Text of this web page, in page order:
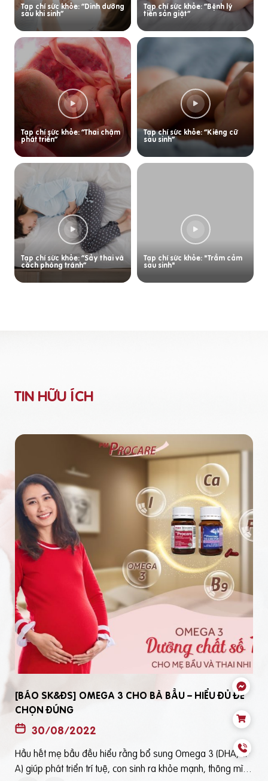
Tạp chí sức khỏe: “Dinh dưỡng
sau khi sinh”
Tạp chí sức khỏe: “Bệnh lý
tiền sản giật”
Tạp chí sức khỏe: “Thai chậm
phát triển”
Tạp chí sức khỏe: “Kiêng cữ
sau sinh”
Tạp chí sức khỏe: “Sảy thai và
cách phòng tránh”
Tạp chí sức khỏe: "Trầm cảm
sau sinh"
TIN HỮU ÍCH
[BÁO SK&ĐS] OMEGA 3 CHO BÀ BẦU – HIỂU ĐỦ ĐỂ
CHỌN ĐÚNG
30/08/2022
Hầu hết mẹ bầu đều hiểu rằng bổ sung Omega 3 (DHA, EP
A) giúp phát triển trí tuệ, con sinh ra khỏe mạnh, thông mìn